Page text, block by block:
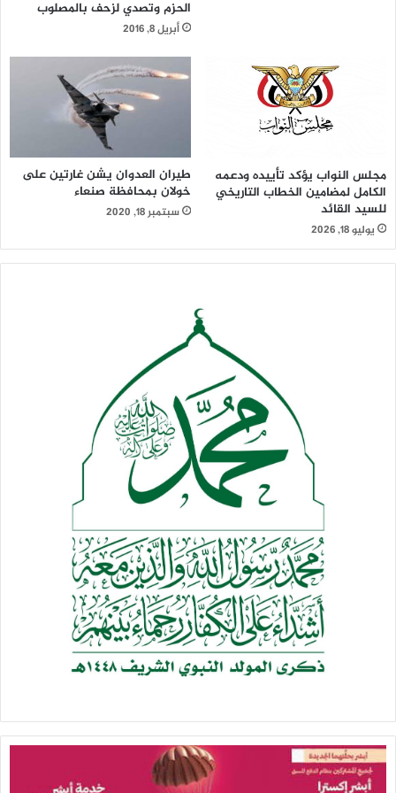
الحزم وتصدي لزحف بالمصلوب
أبريل 8, 2016
مجلس النواب يؤكد تأييده ودعمه
الكامل لمضامين الخطاب التاريخي
للسيد القائد
يوليو 18, 2026
طيران العدوان يشن غارتين على
خولان بمحافظة صنعاء
سبتمبر 18, 2020